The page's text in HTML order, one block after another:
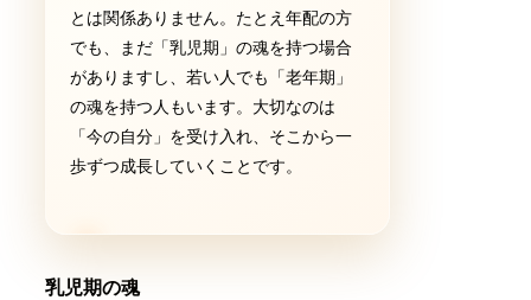
とは関係ありません。たとえ年配の方
でも、まだ「乳児期」の魂を持つ場合
がありますし、若い人でも「老年期」
の魂を持つ人もいます。大切なのは
「今の自分」を受け入れ、そこから一
歩ずつ成長していくことです。
乳児期の魂